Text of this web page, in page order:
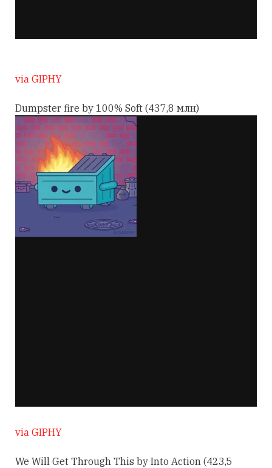
via GIPHY
Dumpster fire by 100% Soft (437,8 млн)
via GIPHY
We Will Get Through This by Into Action (423,5